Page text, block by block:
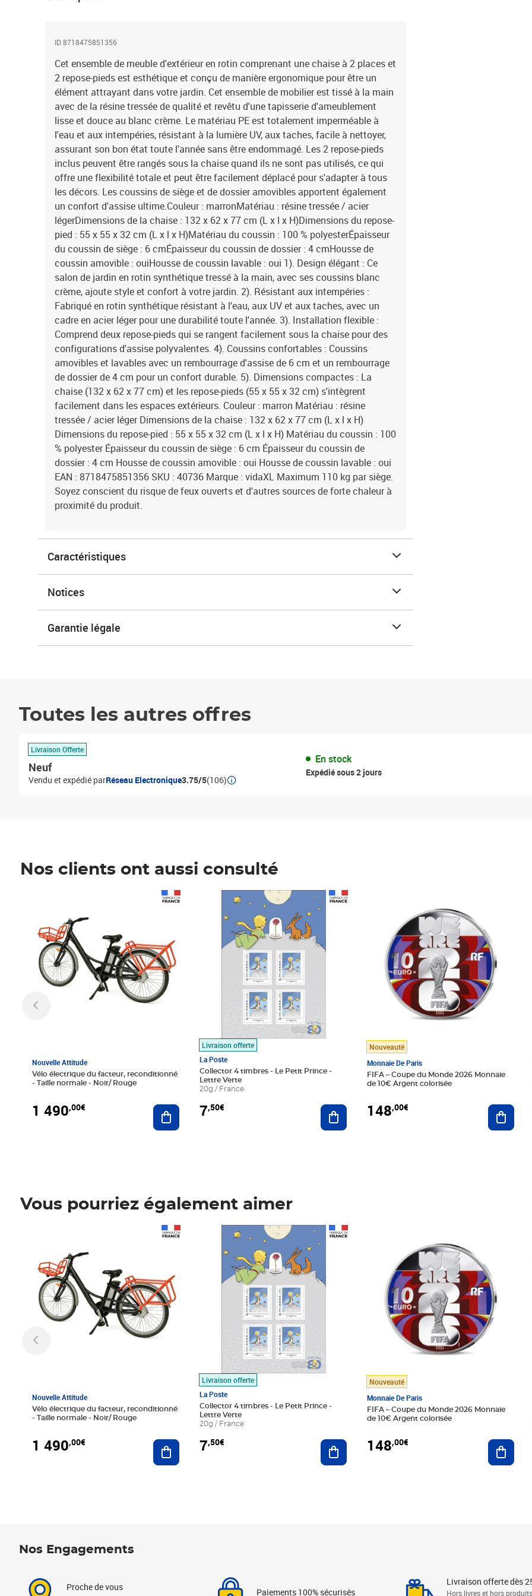
ID 8718475851356
Cet ensemble de meuble d'extérieur en rotin comprenant une chaise à 2 places et
2 repose-pieds est esthétique et conçu de manière ergonomique pour être un
élément attrayant dans votre jardin. Cet ensemble de mobilier est tissé à la main
avec de la résine tressée de qualité et revêtu d'une tapisserie d'ameublement
lisse et douce au blanc crème. Le matériau PE est totalement imperméable à
l'eau et aux intempéries, résistant à la lumière UV, aux taches, facile à nettoyer,
assurant son bon état toute l'année sans être endommagé. Les 2 repose-pieds
inclus peuvent être rangés sous la chaise quand ils ne sont pas utilisés, ce qui
offre une flexibilité totale et peut être facilement déplacé pour s'adapter à tous
les décors. Les coussins de siège et de dossier amovibles apportent également
un confort d'assise ultime.Couleur : marronMatériau : résine tressée / acier
légerDimensions de la chaise : 132 x 62 x 77 cm (L x l x H)Dimensions du repose-
pied : 55 x 55 x 32 cm (L x l x H)Matériau du coussin : 100 % polyesterÉpaisseur
du coussin de siège : 6 cmÉpaisseur du coussin de dossier : 4 cmHousse de
coussin amovible : ouiHousse de coussin lavable : oui 1). Design élégant : Ce
salon de jardin en rotin synthétique tressé à la main, avec ses coussins blanc
crème, ajoute style et confort à votre jardin. 2). Résistant aux intempéries :
Fabriqué en rotin synthétique résistant à l'eau, aux UV et aux taches, avec un
cadre en acier léger pour une durabilité toute l'année. 3). Installation flexible :
Comprend deux repose-pieds qui se rangent facilement sous la chaise pour des
configurations d'assise polyvalentes. 4). Coussins confortables : Coussins
amovibles et lavables avec un rembourrage d'assise de 6 cm et un rembourrage
de dossier de 4 cm pour un confort durable. 5). Dimensions compactes : La
chaise (132 x 62 x 77 cm) et les repose-pieds (55 x 55 x 32 cm) s'intègrent
facilement dans les espaces extérieurs. Couleur : marron Matériau : résine
tressée / acier léger Dimensions de la chaise : 132 x 62 x 77 cm (L x l x H)
Dimensions du repose-pied : 55 x 55 x 32 cm (L x l x H) Matériau du coussin : 100
% polyester Épaisseur du coussin de siège : 6 cm Épaisseur du coussin de
dossier : 4 cm Housse de coussin amovible : oui Housse de coussin lavable : oui
EAN : 8718475851356 SKU : 40736 Marque : vidaXL Maximum 110 kg par siège.
Soyez conscient du risque de feux ouverts et d'autres sources de forte chaleur à
proximité du produit.
Caractéristiques
Notices
Garantie légale
Toutes les autres offres
Livraison Offerte
Neuf
Vendu et expédié parRéseau Electronique3.75/5(106)
En stock
Expédié sous 2 jours
Nos clients ont aussi consulté
Nouvelle Attitude
Vélo électrique du facteur, reconditionné
- Taille normale - Noir/ Rouge
1 490,00€ Ajouter au panier
Livraison offerte
La Poste
Collector 4 timbres - Le Petit Prince -
Lettre Verte
20g / France
7,50€
Prix 7,50€
Ajouter au panier
Nouveauté
Monnaie De Paris
FIFA – Coupe du Monde 2026 Monnaie
de 10€ Argent colorisée
148,00€
Vous pourriez également aimer
Nouvelle Attitude
Vélo électrique du facteur, reconditionné
- Taille normale - Noir/ Rouge
1 490,00€ Ajouter au panier
Livraison offerte
La Poste
Collector 4 timbres - Le Petit Prince -
Lettre Verte
20g / France
7,50€
Prix 7,50€
Ajouter au panier
Nouveauté
Monnaie De Paris
FIFA – Coupe du Monde 2026 Monnaie
de 10€ Argent colorisée
148,00€
Nos Engagements
Proche de vous Paiements 100% sécurisés
Livraison offerte dès
Hors livres et hors produits